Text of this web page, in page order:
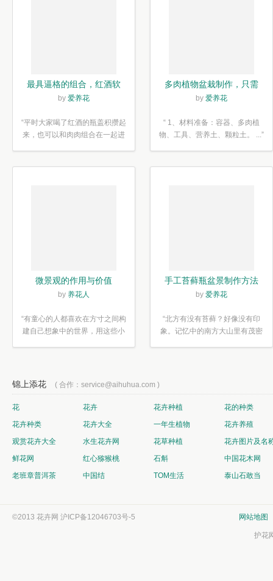
最具逼格的组合，红酒软
木塞diy多肉植物盆栽
by 爱养花
“平时大家喝了红酒的瓶盖积攒起
来，也可以和肉肉组合在一起进
多肉植物盆栽制作，只需
简单6步
by 爱养花
“ 1、材料准备：容器、多肉植
物、工具、营养土、颗粒土。 ...”
微景观的作用与价值
by 养花人
“有童心的人都喜欢在方寸之间构
建自己想象中的世界，用这些小
手工苔藓瓶盆景制作方法
by 爱养花
“北方有没有苔藓？好像没有印
象。记忆中的南方大山里有茂密
锦上添花 ( 合作：service@aihuhua.com )
花 花卉 花卉种植
花的种类
花卉种类
花卉大全 一年生植物
花卉养殖
观赏花卉大全
水生花卉网 花草种植
花卉图片及名
鲜花网
红心猕猴桃 石斛
中国花木网
老班章普洱茶
中国结 TOM生活 泰山石敢当
©2013 花卉网 沪ICP备12046703号-5 网站地图
护花